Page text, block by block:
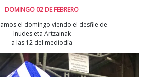
DOMINGO 02 DE FEBRERO
el domingo viendo el desfile de
Inudes eta Artzainak
a las 12 del mediodía